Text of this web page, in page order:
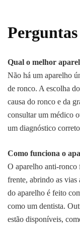
Qual o melhor
Não há um aparelho
de ronco. A escolha
causa do ronco e da
consultar um médico
um diagnóstico
Como funciona o
O aparelho anti-ronco
frente, abrindo as vias
do aparelho é feito
como um dentista.
estão disponíveis,